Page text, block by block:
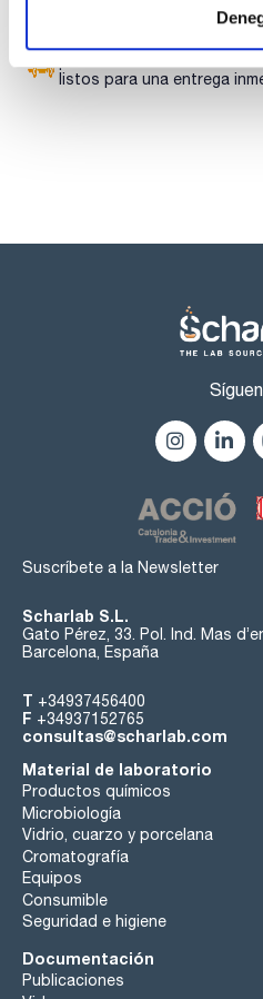
Fabricadas en polipropileno
permiten comprobar fácilmente
listos para una entrega
Suscríbete a la Newsletter
Scharlab S.L.
Gato Pérez, 33. Pol. Ind. Mas
Barcelona, España
T +34937456400
F +34937152765
consultas@scharlab.com
Material de laboratorio
Productos químicos
Microbiología
Vidrio, cuarzo y porcelana
Cromatografía
Equipos
Consumible
Seguridad e higiene
Documentación
Publicaciones